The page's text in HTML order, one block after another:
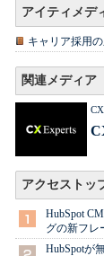
アイティメデ
キャリア採用
関連メディア
アクセストッ
HubSpot
グの新フレ
HubSpotが